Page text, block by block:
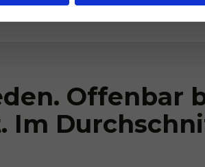
Offenbar
Im